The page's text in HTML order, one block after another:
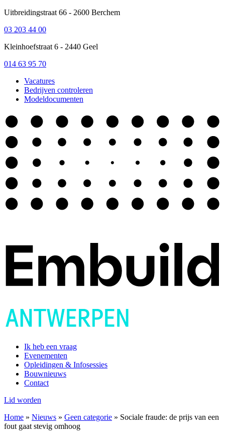
Uitbreidingstraat 66 - 2600 Berchem
03 203 44 00
Kleinhoefstraat 6 - 2440 Geel
014 63 95 70
Vacatures
Bedrijven controleren
Modeldocumenten
Ik heb een vraag
Evenementen
Opleidingen & Infosessies
Bouwnieuws
Contact
Lid worden
Home » Nieuws » Geen categorie » Sociale fraude: de prijs van een
fout gaat stevig omhoog